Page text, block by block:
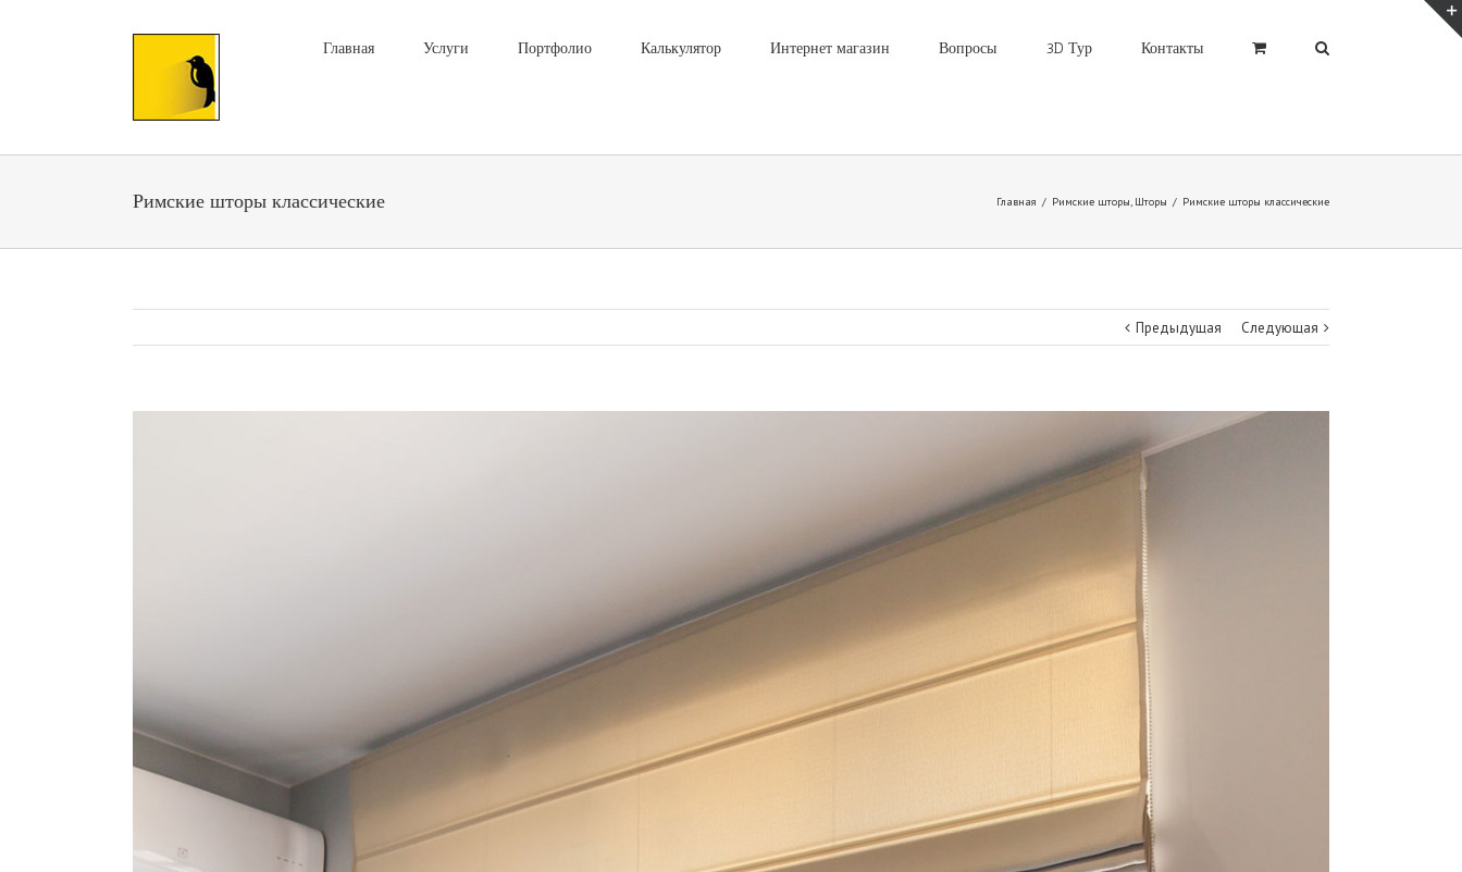
Главная Услуги Портфолио Калькулятор Интернет магазин Вопросы 3D Тур Контакты
Римские шторы классические Главная / Римские шторы, Шторы / Римские шторы классические
Предыдущая Следующая